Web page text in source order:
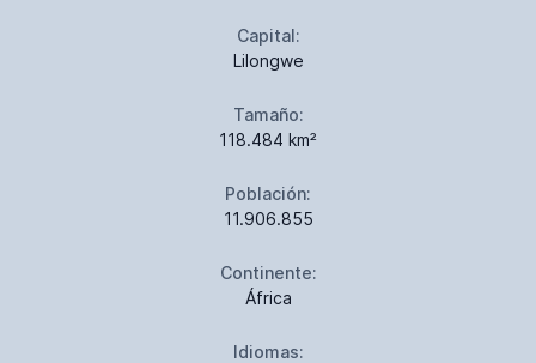
Capital:
Lilongwe
Tamaño:
118.484 km²
Población:
11.906.855
Continente:
África
Idiomas: